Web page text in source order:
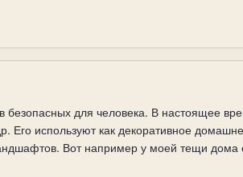
для человека. В настоящее
Его используют как декоративное
Вот например у моей тещи дома